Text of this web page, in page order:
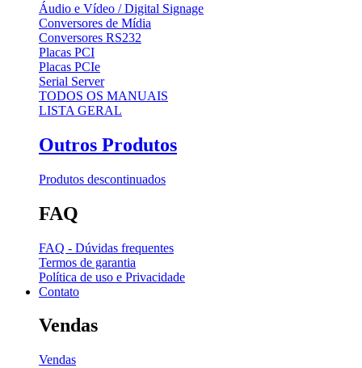
Áudio e Vídeo / Digital Signage
Conversores de Mídia
Conversores RS232
Placas PCI
Placas PCIe
Serial Server
TODOS OS MANUAIS
LISTA GERAL
Outros Produtos
Produtos descontinuados
FAQ
FAQ - Dúvidas frequentes
Termos de garantia
Política de uso e Privacidade
Contato
Vendas
Vendas